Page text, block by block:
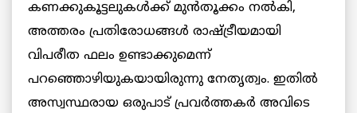
കണക്കുകൂട്ടലുകള്‍ക്ക് മുന്‍തൂക്കം നല്‍കി,
അത്തരം പ്രതിരോധങ്ങള്‍ രാഷ്ട്രീയമായി
വിപരീത ഫലം ഉണ്ടാക്കുമെന്ന്
പറഞ്ഞൊഴിയുകയായിരുന്നു നേതൃത്വം. ഇതിൽ
അസ്വസ്ഥരായ ഒരുപാട് പ്രവർത്തകർ അവിടെ